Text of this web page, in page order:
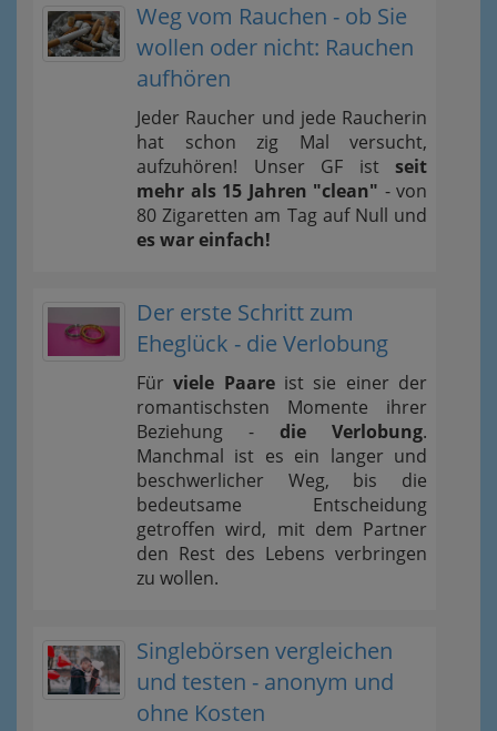
Weg vom Rauchen - ob Sie
wollen oder nicht: Rauchen
aufhören
Jeder Raucher und jede Raucherin
hat schon zig Mal versucht,
aufzuhören! Unser GF ist seit
mehr als 15 Jahren "clean" - von
80 Zigaretten am Tag auf Null und
es war einfach!
Der erste Schritt zum
Eheglück - die Verlobung
Fürviele Paareist sie einer der
romantischsten Momente ihrer
Beziehung - die Verlobung.
Manchmal ist es ein langer und
beschwerlicher Weg, bis die
bedeutsame Entscheidung
getroffen wird, mit dem Partner
den Rest des Lebens verbringen
zu wollen.
Singlebörsen vergleichen
und testen - anonym und
ohne Kosten